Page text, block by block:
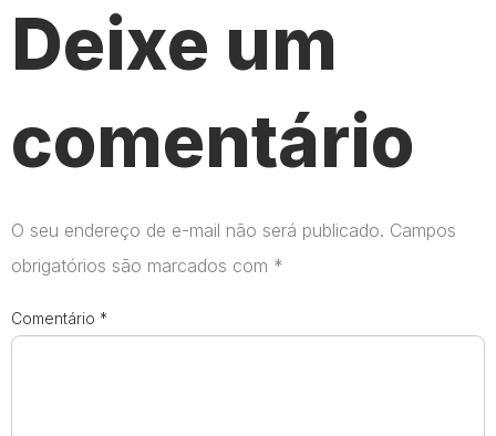
Deixe um
comentário
O seu endereço de e-mail não será publicado. Campos
obrigatórios são marcados com *
Comentário *